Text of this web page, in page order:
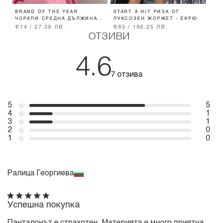
BRAND OF THE YEAR
ЧОРАПИ СРЕДНА ДЪЛЖИНА -
SOFT BEIGE
€14 / 27.38 ЛВ.
START A HIT РИЗА ОТ
ЛУКСОЗЕН ЖОРЖЕТ - ЕКРЮ
€85 / 166.25 ЛВ.
ОТЗИВИ
4.67 отзива
5
5
4
1
3
1
2
0
1
0
Ралица Георгиева
Успешна покупка